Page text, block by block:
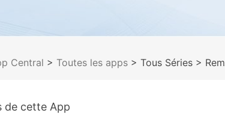
Central > Toutes les apps > Tous Séries >
de cette App